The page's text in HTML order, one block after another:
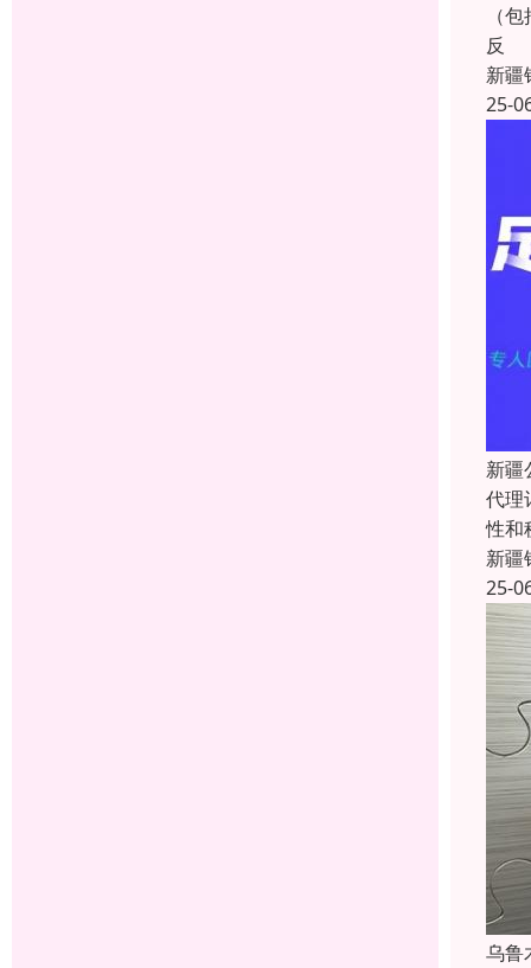
（
反
新疆
25-
新疆
代理
性和
新疆
25-
乌鲁